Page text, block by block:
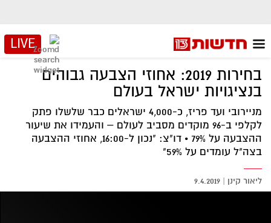
LIVE
בחירות 2019: אחוזי הצבעה גבוהים
בנציגויות ישראל בעולם
מניירובי ועד פריז, כ-4,000 ישראלים כבר שלשלו פתק
לקלפי ב-96 מוקדים מסביב לעולם – והעמידו את שיעור
ההצבעה על 79% • דו"צ: "נכון ל-16:00, אחוזי ההצבעה
בצה"ל עומדים על 59%"
ליאור קינן |
9.4.2019